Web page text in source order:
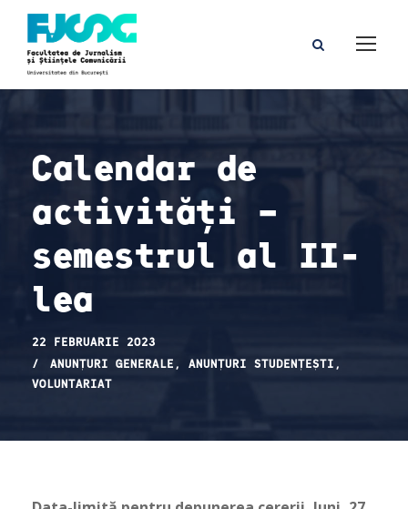
Calendar de
activități –
semestrul al II-
lea
22 FEBRUARIE 2023
ANUNȚURI GENERALE , ANUNȚURI STUDENȚEȘTI,
VOLUNTARIAT